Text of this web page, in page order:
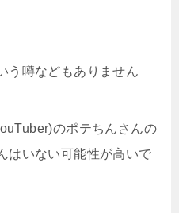
う噂などもありません
のポテちんさんの
はいない可能性が高いで